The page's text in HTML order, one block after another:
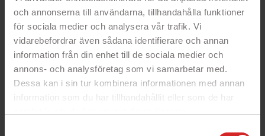
och annonserna till användarna, tillhandahålla funktioner
för sociala medier och analysera vår trafik. Vi
vidarebefordrar även sådana identifierare och annan
information från din enhet till de sociala medier och
annons- och analysföretag som vi samarbetar med.
Dessa kan i sin tur kombinera informationen med annan
information som du har tillhandahållit eller som de har